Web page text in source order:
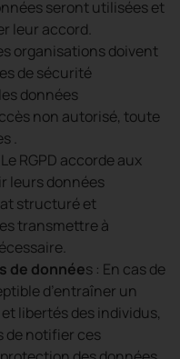
seront utilisées et
leur accord.
organisations doivent
de sécurité
données
non autorisé, toute
.
RGPD accorde aux
leurs données
structuré et
transmettre à
de données : En cas de
d’entraîner un
libertés des individus,
de notifier ces